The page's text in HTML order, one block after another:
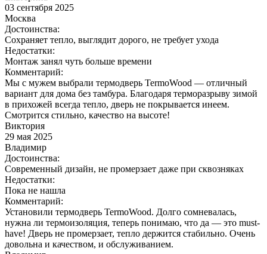
03 сентября 2025
Москва
Достоинства:
Сохраняет тепло, выглядит дорого, не требует ухода
Недостатки:
Монтаж занял чуть больше времени
Комментарий:
Мы с мужем выбрали термодверь TermoWood — отличный
вариант для дома без тамбура. Благодаря терморазрыву зимой
в прихожей всегда тепло, дверь не покрывается инеем.
Смотрится стильно, качество на высоте!
Виктория
29 мая 2025
Владимир
Достоинства:
Современный дизайн, не промерзает даже при сквозняках
Недостатки:
Пока не нашла
Комментарий:
Установили термодверь TermoWood. Долго сомневалась,
нужна ли термоизоляция, теперь понимаю, что да — это must-
have! Дверь не промерзает, тепло держится стабильно. Очень
довольна и качеством, и обслуживанием.